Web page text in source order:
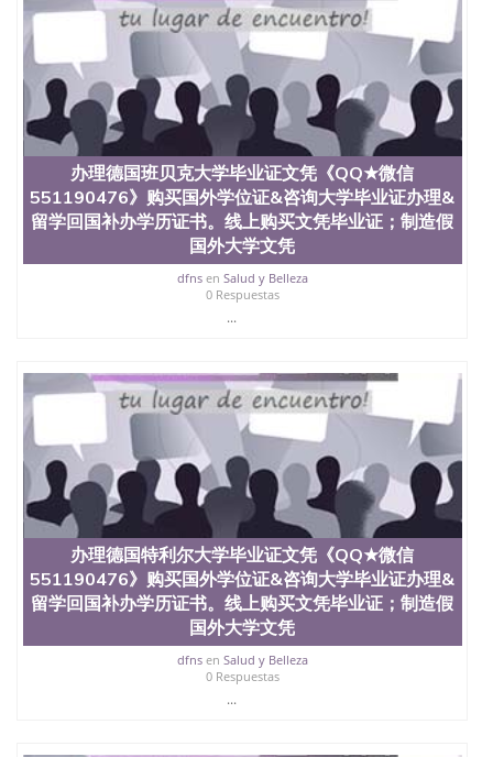
办理德国班贝克大学毕业证文凭《QQ★微信
551190476》购买国外学位证&咨询大学毕业证办理&
留学回国补办学历证书。线上购买文凭毕业证；制造假
国外大学文凭
dfnsen Salud y Belleza
0 Respuestas
...
办理德国特利尔大学毕业证文凭《QQ★微信
551190476》购买国外学位证&咨询大学毕业证办理&
留学回国补办学历证书。线上购买文凭毕业证；制造假
国外大学文凭
dfnsen Salud y Belleza
0 Respuestas
...